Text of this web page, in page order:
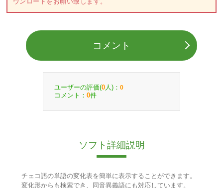
コメント
ユーザーの評価(0 人)： 0
コメント： 0件
ソフト詳細説明
チェコ語の単語の変化表を簡単に表示することができます。
変化形からも検索でき、同音異義語にも対応しています。